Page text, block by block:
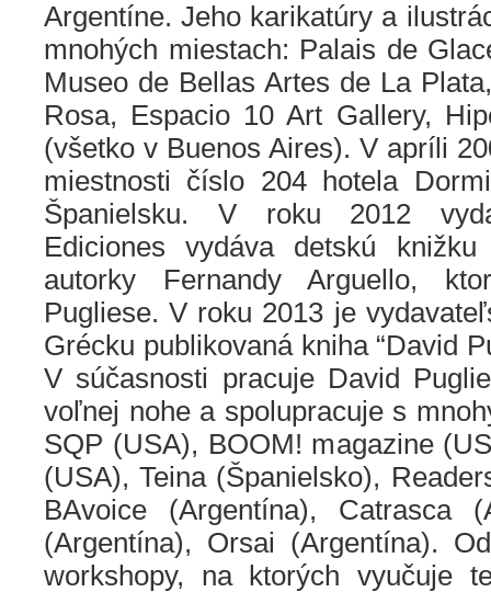
Argentíne. Jeho karikatúry a
mnohých miestach: Palais de
Museo de Bellas Artes de La
Rosa, Espacio 10 Art Gallery,
(všetko v Buenos Aires). V apríli
miestnosti číslo 204 hotela
Španielsku. V roku 2012
Ediciones vydáva detskú knižku
autorky Fernandy Arguello,
Pugliese. V roku 2013 je
Grécku publikovaná kniha “David
V súčasnosti pracuje David
voľnej nohe a spolupracuje s
SQP (USA), BOOM! magazine
(USA), Teina (Španielsko),
BAvoice (Argentína), Catrasca
(Argentína), Orsai (Argentína).
workshopy, na ktorých vyučuje